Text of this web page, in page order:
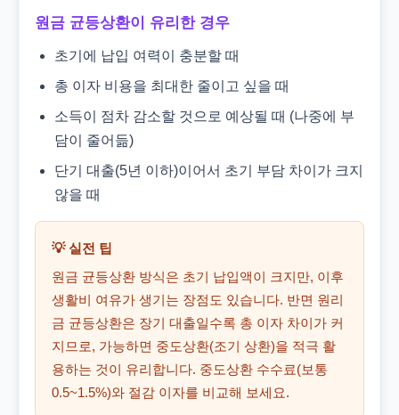
원금 균등상환이 유리한 경우
초기에 납입 여력이 충분할 때
총 이자 비용을 최대한 줄이고 싶을 때
소득이 점차 감소할 것으로 예상될 때 (나중에 부
담이 줄어듦)
단기 대출(5년 이하)이어서 초기 부담 차이가 크지
않을 때
💡 실전 팁
원금 균등상환 방식은 초기 납입액이 크지만, 이후
생활비 여유가 생기는 장점도 있습니다. 반면 원리
금 균등상환은 장기 대출일수록 총 이자 차이가 커
지므로, 가능하면 중도상환(조기 상환)을 적극 활
용하는 것이 유리합니다. 중도상환 수수료(보통
0.5~1.5%)와 절감 이자를 비교해 보세요.